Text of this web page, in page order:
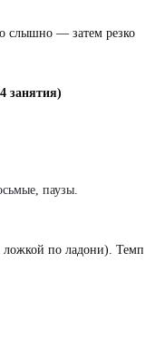
слышно — затем резко
занятия)
паузы.
по ладони). Темп